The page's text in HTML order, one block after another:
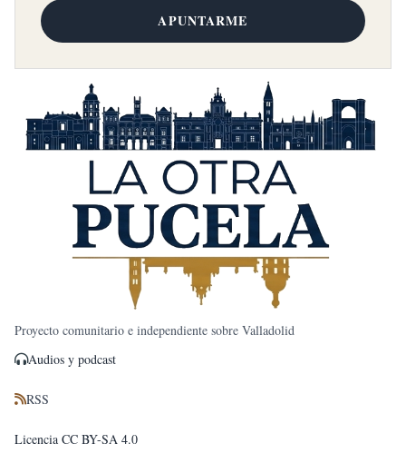
APUNTARME
Proyecto comunitario e independiente sobre Valladolid
Audios y podcast
RSS
Licencia CC BY-SA 4.0